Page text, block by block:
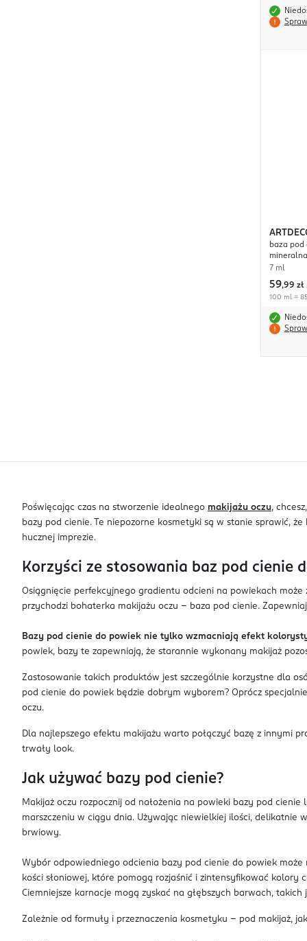
baza pod
mineralna
7 ml
59,99 zł
100 ml =
Poświęcając czas na stworzenie idealnego makijażu oczu,
bazy pod cienie. Te niepozorne kosmetyki są w stanie sprawić,
hucznej imprezie.
Korzyści ze stosowania baz pod cienie
Osiągnięcie perfekcyjnego gradientu odcieni na powiekach
przychodzi bohaterka makijażu oczu – baza pod cienie.
Bazy pod cienie do powiek nie tylko wzmacniają efekt
powiek, bazy te zapewniają, że starannie wykonany makijaż
Zastosowanie takich produktów jest szczególnie korzystne dla
pod cienie do powiek będzie dobrym wyborem? Oprócz
oczu.
Dla najlepszego efektu makijażu warto połączyć bazę z innymi
trwały look.
Jak używać bazy pod cienie?
Makijaż oczu rozpocznij od nałożenia na powieki bazy pod
marszczeniu w ciągu dnia. Używając niewielkiej ilości, delikatnie
brwiowy.
Wybór odpowiedniego odcienia bazy pod cienie do powiek
kości słoniowej, które pomogą rozjaśnić i zintensyfikować
Ciemniejsze karnacje mogą zyskać na głębszych barwach,
Zależnie od formuły i przeznaczenia kosmetyku – pod makijaż,